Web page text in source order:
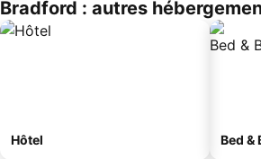
Bradford : autres
Hôtel Bed &